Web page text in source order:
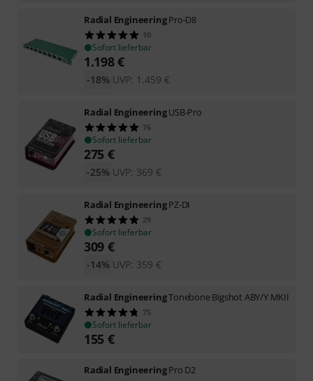
Radial EngineeringPro-D8
10
Sofort lieferbar
1.198€
UVP: 1.459 €
-18%
Radial EngineeringUSB-Pro
76
Sofort lieferbar
275 €
UVP: 369 €
-25%
Radial EngineeringPZ-DI
29
Sofort lieferbar
309 €
UVP: 359 €
-14%
Radial EngineeringTonebone Bigshot ABY/Y MKII
75
Sofort lieferbar
155 €
Radial EngineeringPro D2